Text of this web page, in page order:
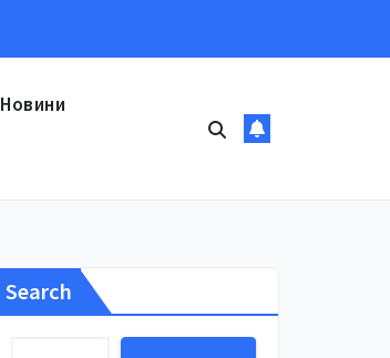
Новини
Search